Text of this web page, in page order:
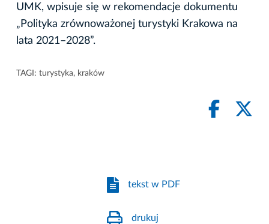
UMK, wpisuje się w rekomendacje dokumentu
„Polityka zrównoważonej turystyki Krakowa na
lata 2021–2028”.
TAGI: turystyka, kraków
tekst w PDF
drukuj